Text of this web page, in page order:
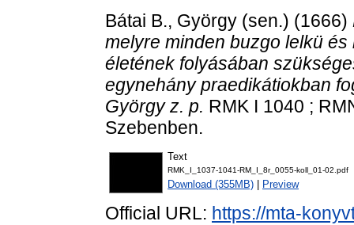
Bátai B., György (sen.) (1666)
melyre minden buzgo lelkü
életének folyásában
egynehány praedikátiokban
György z. p. RMK I 1040 ;
Szebenben.
Text
RMK_I_1037-1041-RM_I_8r_0055-koll_01-02.pdf
Download (355MB) Preview
Official URL: https://mta-